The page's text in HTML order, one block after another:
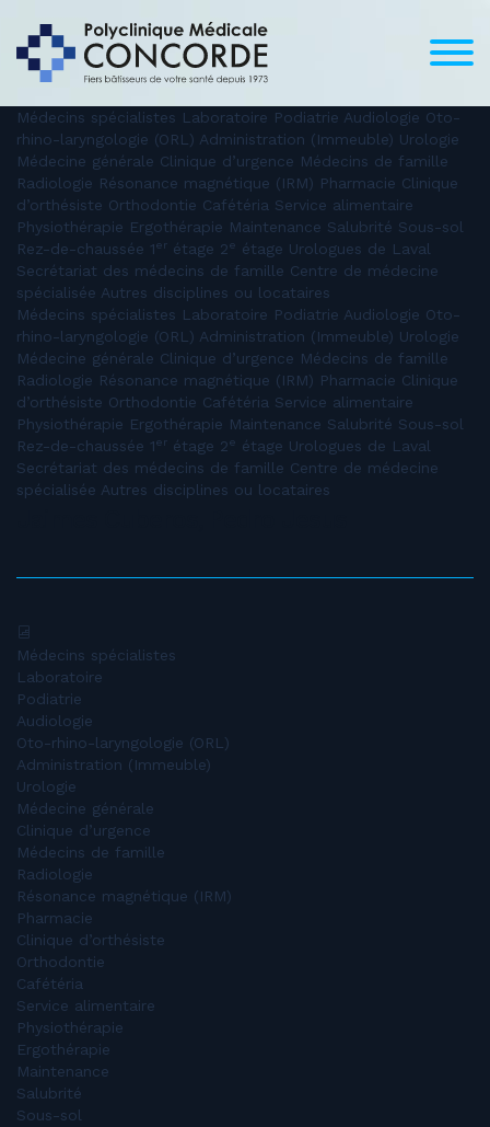
Médecins spécialistes Laboratoire Podiatrie Audiologie Oto-
rhino-laryngologie (ORL) Administration (Immeuble) Urologie
Médecine générale Clinique d’urgence Médecins de famille
Radiologie Résonance magnétique (IRM) Pharmacie Clinique
d’orthésiste Orthodontie Cafétéria Service alimentaire
Physiothérapie Ergothérapie Maintenance Salubrité Sous-sol
Rez-de-chaussée 1er étage 2e étage Urologues de Laval
Secrétariat des médecins de famille Centre de médecine
spécialisée Autres disciplines ou locataires
Médecins spécialistes Laboratoire Podiatrie Audiologie Oto-
rhino-laryngologie (ORL) Administration (Immeuble) Urologie
Médecine générale Clinique d’urgence Médecins de famille
Radiologie Résonance magnétique (IRM) Pharmacie Clinique
d’orthésiste Orthodontie Cafétéria Service alimentaire
Physiothérapie Ergothérapie Maintenance Salubrité Sous-sol
Rez-de-chaussée 1er étage 2e étage Urologues de Laval
Secrétariat des médecins de famille Centre de médecine
spécialisée Autres disciplines ou locataires
Médecins spécialistes
Laboratoire
Podiatrie
Audiologie
Oto-rhino-laryngologie (ORL)
Administration (Immeuble)
Urologie
Médecine générale
Clinique d’urgence
Médecins de famille
Radiologie
Résonance magnétique (IRM)
Pharmacie
Clinique d’orthésiste
Orthodontie
Cafétéria
Service alimentaire
Physiothérapie
Ergothérapie
Maintenance
Salubrité
Sous-sol